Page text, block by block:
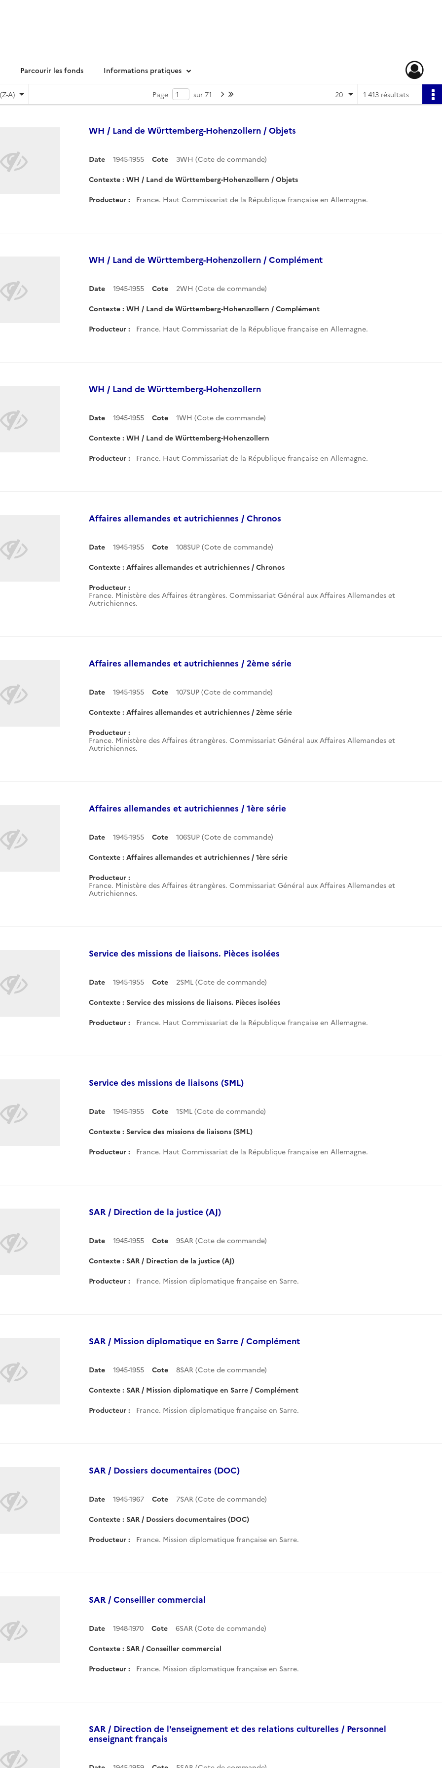
Parcourir les fonds Informations pratiques
A) Page sur 71 Page suivante : 1/71 1 413 résultats
20
WH / Land de Württemberg-Hohenzollern / Objets
Date 1945-1955 Cote 3WH (Cote de commande)
Contexte : WH / Land de Württemberg-Hohenzollern / Objets
Producteur : France. Haut Commissariat de la République française en Allemagne.
WH / Land de Württemberg-Hohenzollern / Complément
Date 1945-1955 Cote 2WH (Cote de commande)
Contexte : WH / Land de Württemberg-Hohenzollern / Complément
Producteur : France. Haut Commissariat de la République française en Allemagne.
WH / Land de Württemberg-Hohenzollern
Date 1945-1955 Cote 1WH (Cote de commande)
Contexte : WH / Land de Württemberg-Hohenzollern
Producteur : France. Haut Commissariat de la République française en Allemagne.
Affaires allemandes et autrichiennes / Chronos
Date 1945-1955 Cote 108SUP (Cote de commande)
Contexte : Affaires allemandes et autrichiennes / Chronos
Producteur :
France. Ministère des Affaires étrangères. Commissariat Général aux Affaires Allemandes et
Autrichiennes.
Affaires allemandes et autrichiennes / 2ème série
Date 1945-1955 Cote 107SUP (Cote de commande)
Contexte : Affaires allemandes et autrichiennes / 2ème série
Producteur :
France. Ministère des Affaires étrangères. Commissariat Général aux Affaires Allemandes et
Autrichiennes.
Affaires allemandes et autrichiennes / 1ère série
Date 1945-1955 Cote 106SUP (Cote de commande)
Contexte : Affaires allemandes et autrichiennes / 1ère série
Producteur :
France. Ministère des Affaires étrangères. Commissariat Général aux Affaires Allemandes et
Autrichiennes.
Service des missions de liaisons. Pièces isolées
Date 1945-1955 Cote 2SML (Cote de commande)
Contexte : Service des missions de liaisons. Pièces isolées
Producteur : France. Haut Commissariat de la République française en Allemagne.
Service des missions de liaisons (SML)
Date 1945-1955 Cote 1SML (Cote de commande)
Contexte : Service des missions de liaisons (SML)
Producteur : France. Haut Commissariat de la République française en Allemagne.
SAR / Direction de la justice (AJ)
Date 1945-1955 Cote 9SAR (Cote de commande)
Contexte : SAR / Direction de la justice (AJ)
Producteur : France. Mission diplomatique française en Sarre.
SAR / Mission diplomatique en Sarre / Complément
Date 1945-1955 Cote 8SAR (Cote de commande)
Contexte : SAR / Mission diplomatique en Sarre / Complément
Producteur : France. Mission diplomatique française en Sarre.
SAR / Dossiers documentaires (DOC)
Date 1945-1967 Cote 7SAR (Cote de commande)
Contexte : SAR / Dossiers documentaires (DOC)
Producteur : France. Mission diplomatique française en Sarre.
SAR / Conseiller commercial
Date 1948-1970 Cote 6SAR (Cote de commande)
Contexte : SAR / Conseiller commercial
Producteur : France. Mission diplomatique française en Sarre.
SAR / Direction de l'enseignement et des relations culturelles / Personnel
enseignant français